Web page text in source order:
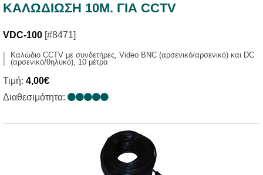
ΚΑΛΩΔΙΩΣΗ 10M. ΓΙΑ CCTV
VDC-100 [#8471]
Καλώδιο CCTV με συνδετήρες, Video BNC (αρσενικό/αρσενικό) και DC
(αρσενικό/θηλυκό), 10 μέτρα
Τιμή: 4,00€
Διαθεσιμότητα: